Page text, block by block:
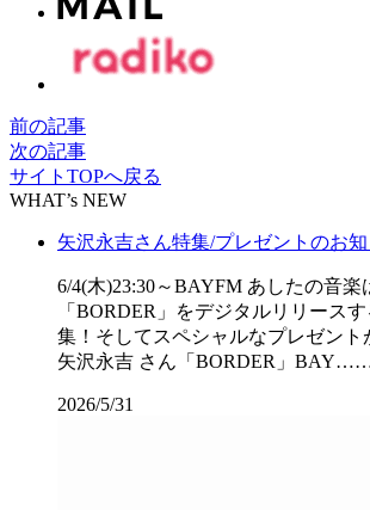
前の記事
次の記事
サイトTOPへ戻る
WHAT’s NEW
矢沢永吉さん特集/プレゼントのお
6/4(木)23:30～BAYFM あしたの音楽
「BORDER」をデジタルリリース
集！そしてスペシャルなプレゼント
矢沢永吉 さん「BORDER」
2026/5/31